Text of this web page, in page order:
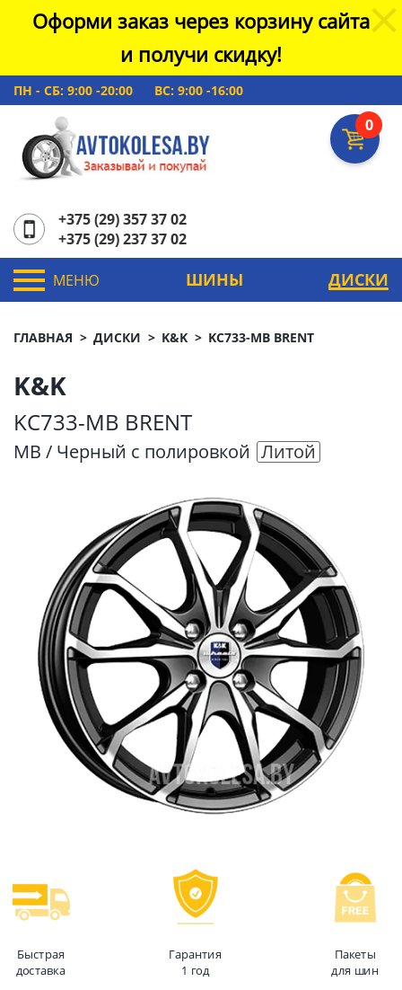
Оформи заказ через корзину сайта
и получи скидку!
ПН - СБ: 9:00 -20:00 ВС: 9:00 -16:00
0
+375 (29) 357 37 02
+375 (29) 237 37 02
МЕНЮ ШИНЫ ДИСКИ
ГЛАВНАЯ ДИСКИ K&K KC733-MB BRENT
K&K
KC733-MB BRENT
MB / Черный с полировкой Литой
Быстрая
доставка
Гарантия
1 год
Пакеты
для шин